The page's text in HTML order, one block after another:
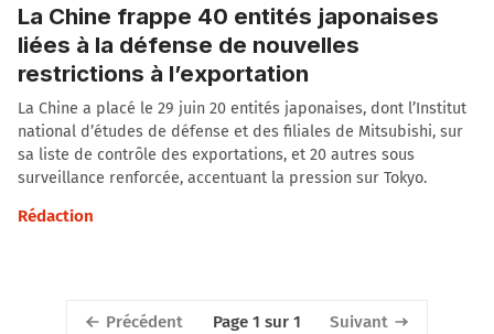
La Chine frappe 40 entités japonaises
liées à la défense de nouvelles
restrictions à l’exportation
La Chine a placé le 29 juin 20 entités japonaises, dont l’Institut
national d’études de défense et des filiales de Mitsubishi, sur
sa liste de contrôle des exportations, et 20 autres sous
surveillance renforcée, accentuant la pression sur Tokyo.
Rédaction
Précédent Page 1 sur 1 Suivant